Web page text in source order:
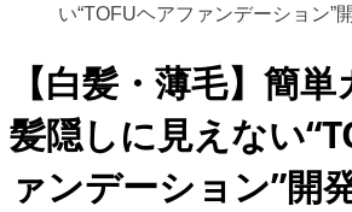
い“TOFUヘアファンデーション”
【白髪・薄毛】簡
髪隠しに見えない
ァンデーション”開